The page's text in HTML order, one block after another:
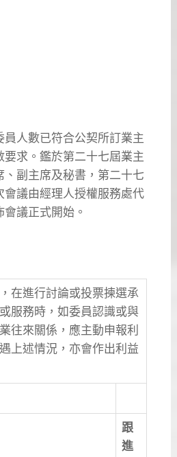
人數已符合公契所訂業主
求。鑑於第二十七屆業主
副主席及秘書，第二十七
議由經理人授權服務處代
議正式開始。
在進行討論或投票揀選承
服務時，如委員認識或與
往來關係，應主動申報利
上述情況，亦會作出利益
跟
進